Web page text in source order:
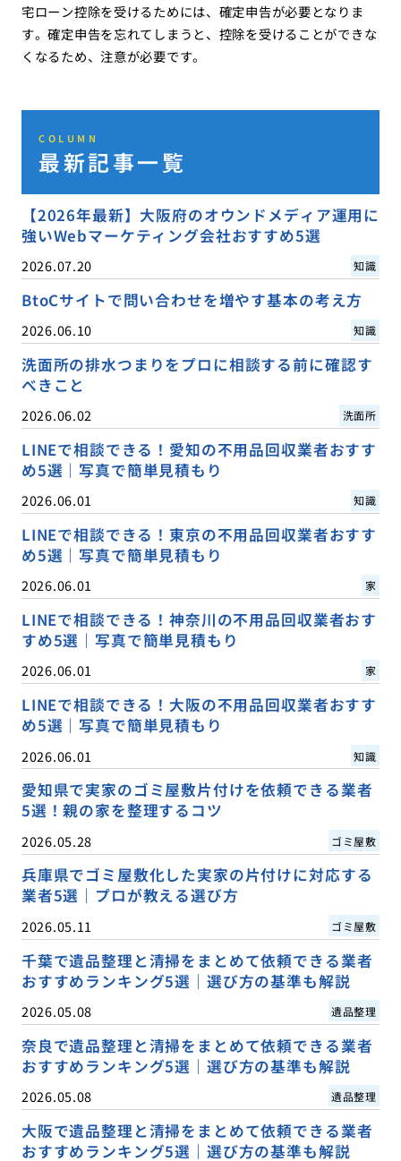
宅ローン控除を受けるためには、確定申告が必要となりま
す。確定申告を忘れてしまうと、控除を受けることができな
くなるため、注意が必要です。
COLUMN
最新記事一覧
【2026年最新】大阪府のオウンドメディア運用に
強いWebマーケティング会社おすすめ5選
2026.07.20 知識
BtoCサイトで問い合わせを増やす基本の考え方
2026.06.10 知識
洗面所の排水つまりをプロに相談する前に確認す
べきこと
2026.06.02 洗面所
LINEで相談できる！愛知の不用品回収業者おすす
め5選｜写真で簡単見積もり
2026.06.01 知識
LINEで相談できる！東京の不用品回収業者おすす
め5選｜写真で簡単見積もり
2026.06.01 家
LINEで相談できる！神奈川の不用品回収業者おす
すめ5選｜写真で簡単見積もり
2026.06.01 家
LINEで相談できる！大阪の不用品回収業者おすす
め5選｜写真で簡単見積もり
2026.06.01 知識
愛知県で実家のゴミ屋敷片付けを依頼できる業者
5選！親の家を整理するコツ
2026.05.28 ゴミ屋敷
兵庫県でゴミ屋敷化した実家の片付けに対応する
業者5選｜プロが教える選び方
2026.05.11 ゴミ屋敷
千葉で遺品整理と清掃をまとめて依頼できる業者
おすすめランキング5選｜選び方の基準も解説
2026.05.08 遺品整理
奈良で遺品整理と清掃をまとめて依頼できる業者
おすすめランキング5選｜選び方の基準も解説
2026.05.08 遺品整理
大阪で遺品整理と清掃をまとめて依頼できる業者
おすすめランキング5選｜選び方の基準も解説